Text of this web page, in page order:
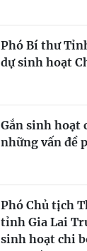
Phó Bí thư
dự sinh hoạt
Gắn sinh hoạt
những vấn đề
Phó Chủ tịch
tỉnh Gia Lai
sinh hoạt chi